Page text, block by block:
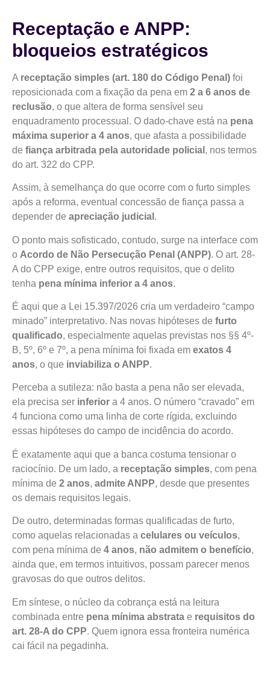
Receptação e ANPP:
bloqueios estratégicos
A receptação simples (art. 180 do Código Penal) foi
reposicionada com a fixação da pena em 2 a 6 anos de
reclusão, o que altera de forma sensível seu
enquadramento processual. O dado-chave está na pena
máxima superior a 4 anos, que afasta a possibilidade
de fiança arbitrada pela autoridade policial , nos termos
do art. 322 do CPP.
Assim, à semelhança do que ocorre com o furto simples
após a reforma, eventual concessão de fiança passa a
depender de apreciação judicial .
O ponto mais sofisticado, contudo, surge na interface com
o Acordo de Não Persecução Penal (ANPP). O art. 28-
A do CPP exige, entre outros requisitos, que o delito
tenha pena mínima inferior a 4 anos.
É aqui que a Lei 15.397/2026 cria um verdadeiro “campo
minado” interpretativo. Nas novas hipóteses de furto
qualificado, especialmente aquelas previstas nos §§ 4º-
B, 5º, 6º e 7º, a pena mínima foi fixada em exatos 4
anos, o que inviabiliza o ANPP.
Perceba a sutileza: não basta a pena não ser elevada,
ela precisa ser inferior a 4 anos. O número “cravado” em
4 funciona como uma linha de corte rígida, excluindo
essas hipóteses do campo de incidência do acordo.
É exatamente aqui que a banca costuma tensionar o
raciocínio. De um lado, a receptação simples, com pena
mínima de 2 anos, admite ANPP, desde que presentes
os demais requisitos legais.
De outro, determinadas formas qualificadas de furto,
como aquelas relacionadas a celulares ou veículos,
com pena mínima de 4 anos, não admitem o benefício,
ainda que, em termos intuitivos, possam parecer menos
gravosas do que outros delitos.
Em síntese, o núcleo da cobrança está na leitura
combinada entre pena mínima abstrata e requisitos do
art. 28-A do CPP. Quem ignora essa fronteira numérica
cai fácil na pegadinha.